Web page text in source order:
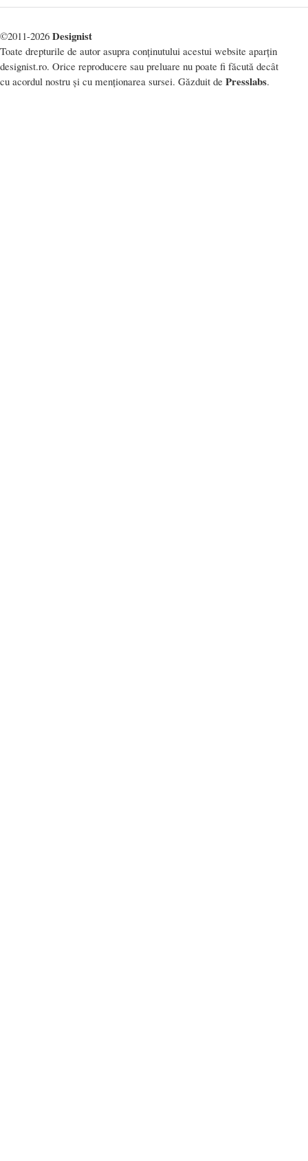
©2011-2026 Designist
Toate drepturile de autor asupra conținutului acestui website aparțin
designist.ro. Orice reproducere sau preluare nu poate fi făcută decât
cu acordul nostru și cu menționarea sursei. Găzduit de Presslabs.